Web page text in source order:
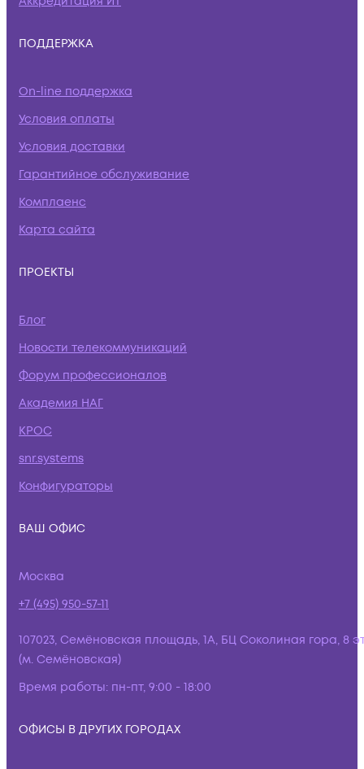
ПОДДЕРЖКА
On-line поддержка
Условия оплаты
Условия доставки
Гарантийное обслуживание
Комплаенс
Карта сайта
ПРОЕКТЫ
Блог
Новости телекоммуникаций
Форум профессионалов
Академия НАГ
КРОС
snr.systems
Конфигураторы
ВАШ ОФИС
Москва
+7 (495) 950-57-11
107023, Семёновская площадь, 1А, БЦ Соколиная гора, 8
(м. Семёновская)
Время работы: пн-пт, 9:00 - 18:00
ОФИСЫ В ДРУГИХ ГОРОДАХ